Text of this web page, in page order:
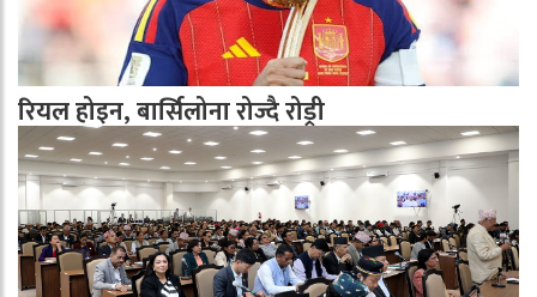
रियल होइन, बार्सिलोना रोज्दै रोड्री